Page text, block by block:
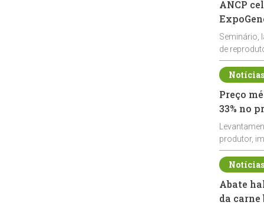
ANCP
Seminário,
de
durante a
Preço
33% no
produtor,
de leite cru
Abate
da